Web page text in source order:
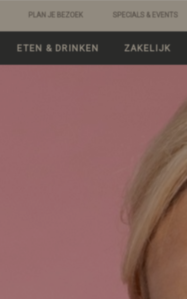
SPECIALS & EVENTS
PLAN JE BEZOEK
ETEN & DRINKEN ZAKELIJK